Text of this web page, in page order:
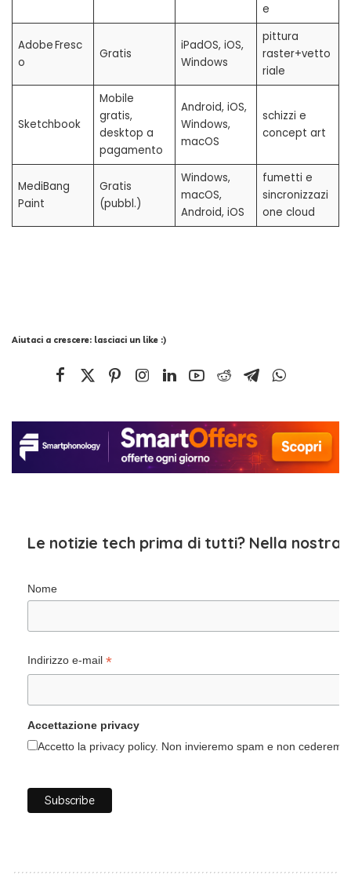
e
Adobe Fresc
o
Gratis
iPadOS, iOS,
Windows
pittura
raster+vetto
riale
Sketchbook
Mobile
gratis,
desktop a
pagamento
Android, iOS,
Windows,
macOS
schizzi e
concept art
MediBang
Paint
Gratis
(pubbl.)
Windows,
macOS,
Android, iOS
fumetti e
sincronizzazi
one cloud
Aiutaci a crescere: lasciaci un like :)
Le notizie tech prima di tutti? Nella nostra
Nome
Indirizzo e-mail *
Accettazione privacy
Accetto la privacy policy. Non invieremo spam e non